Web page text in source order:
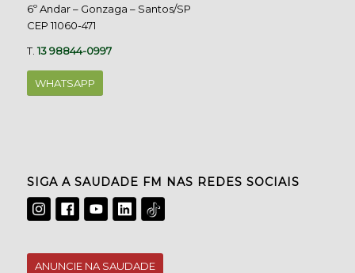
6º Andar – Gonzaga – Santos/SP
CEP 11060-471
T.13 98844-0997
WHATSAPP
SIGA A SAUDADE FM NAS REDES SOCIAIS
ANUNCIE NA SAUDADE